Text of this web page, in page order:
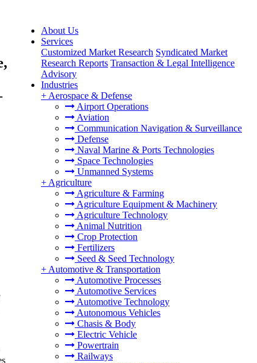
About Us
Services
Customized Market Research Syndicated Market
Research Reports Transaction & Legal Intelligence
Advisory
Industries
+ Aerospace & Defense
Airport Operations
Aviation
Communication Navigation & Surveillance
Defense
Naval Marine & Ports Technologies
Space Technologies
Unmanned Systems
+ Agriculture
Agriculture & Farming
Agriculture Equipment & Machinery
Agriculture Technology
Animal Nutrition
Crop Protection
Fertilizers
Seed & Seed Technology
+ Automotive & Transportation
Automotive Processes
Automotive Services
Automotive Technology
Autonomous Vehicles
Chasis & Body
Electric Vehicle
Powertrain
Railways